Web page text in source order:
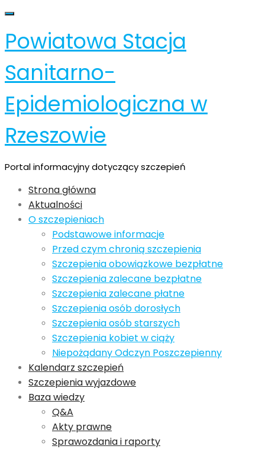
Skip
content
Toggle navigation
Powiatowa Stacja
Sanitarno-
Epidemiologiczna w
Rzeszowie
Portal informacyjny dotyczący szczepień
Strona główna
Aktualności
O szczepieniach
Podstawowe informacje
Przed czym chronią szczepienia
Szczepienia obowiązkowe bezpłatne
Szczepienia zalecane bezpłatne
Szczepienia zalecane płatne
Szczepienia osób dorosłych
Szczepienia osób starszych
Szczepienia kobiet w ciąży
Niepożądany Odczyn Poszczepienny
Kalendarz szczepień
Szczepienia wyjazdowe
Baza wiedzy
Q&A
Akty prawne
Sprawozdania i raporty